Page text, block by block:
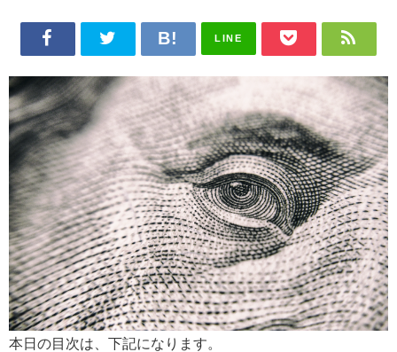
LINE
本日の目次は、下記になります。